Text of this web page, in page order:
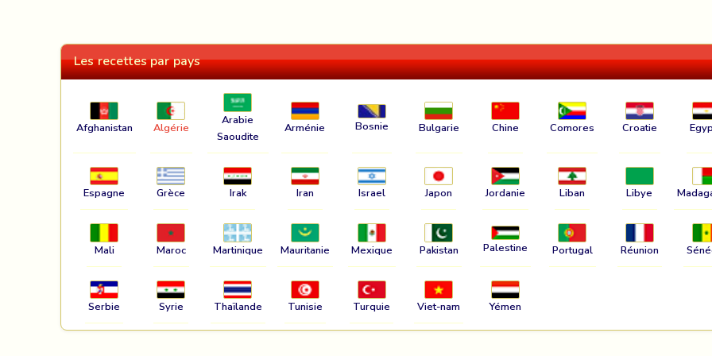
Les recettes par pays
Afghanistan Algérie
Arabie
Saoudite
Arménie Bosnie Bulgarie Chine Comores Croatie
Espagne Grèce Irak Iran Israel Japon Jordanie Liban Libye
Mali Maroc Martinique Mauritanie Mexique Pakistan Palestine Portugal Réunion
Serbie Syrie Thaïlande Tunisie Turquie Viet-nam Yémen